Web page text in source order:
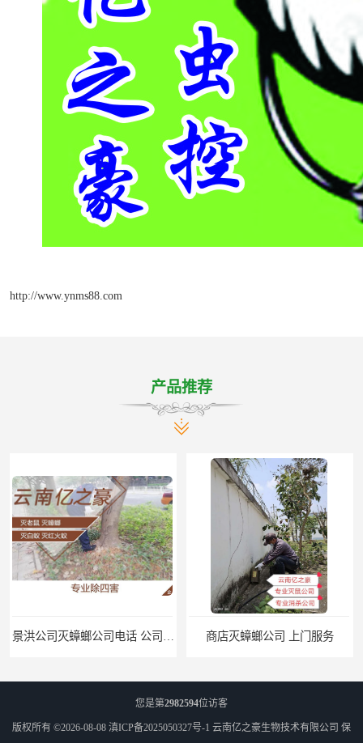
http://www.ynms88.com
产品推荐
商店灭蟑螂公司 上门服务
您是第2982594位访客
版权所有 ©2026-08-08 滇ICP备2025050327号-1 云南亿之豪生物技术有限公司 保